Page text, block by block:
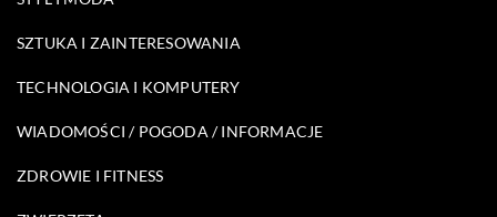
SZTUKA I ZAINTERESOWANIA
TECHNOLOGIA I KOMPUTERY
WIADOMOŚCI / POGODA / INFORMACJE
ZDROWIE I FITNESS